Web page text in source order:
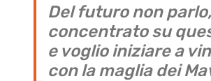
Del futuro non
concentrato su
e voglio iniziare a
con la maglia dei